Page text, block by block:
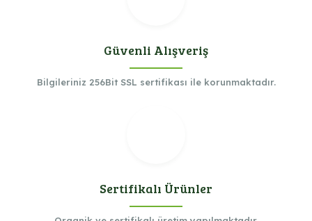
Güvenli Alışveriş
Bilgileriniz 256Bit SSL sertifikası ile korunmaktadır.
Sertifikalı Ürünler